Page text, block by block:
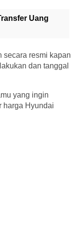
Uang
secara resmi kapan
dan tanggal
yang ingin
harga Hyundai